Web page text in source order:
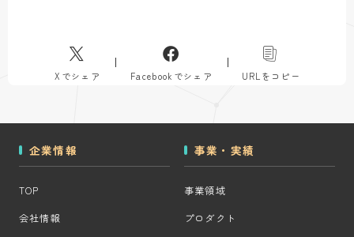
Xでシェア Facebookでシェア URLをコピー
企業情報
TOP
会社情報
事業・実績
事業領域
プロダクト